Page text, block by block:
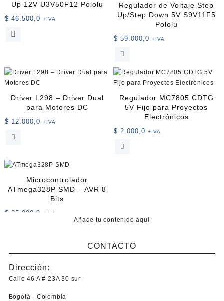
Up 12V U3V50F12 Pololu
$ 46.500,0 +IVA
Regulador de Voltaje Step
Up/Step Down 5V S9V11F5
Pololu
$ 59.000,0 +IVA
Driver L298 – Driver Dual
para Motores DC
$ 12.000,0 +IVA
Regulador MC7805 CDTG
5V Fijo para Proyectos
Electrónicos
$ 2.000,0 +IVA
Microcontrolador
ATmega328P SMD – AVR 8
Bits
$ 25.000,0 +IVA
Añade tu contenido aquí
CONTACTO
Dirección:
Calle 46 A # 23A 30 sur
Bogotá - Colombia